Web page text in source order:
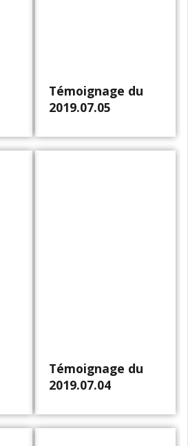
Témoignage du
2019.07.05
Témoignage du
2019.07.04